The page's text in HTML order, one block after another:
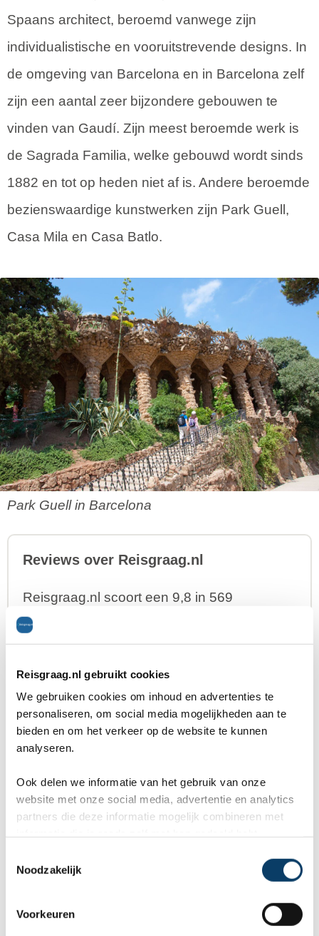
Reisgraag.nl gebruikt cookies
We gebruiken cookies om inhoud en advertenties te
personaliseren, om social media mogelijkheden aan te
bieden en om het verkeer op de website te kunnen
analyseren.
Ook delen we informatie van het gebruik van onze
website met onze social media, advertentie en analytics
partners die deze informatie mogelijk combineren met
Noodzakelijk
Voorkeuren
Spaans architect, beroemd vanwege zijn
individualistische en vooruitstrevende designs. In
de omgeving van Barcelona en in Barcelona zelf
zijn een aantal zeer bijzondere gebouwen te
vinden van Gaudí. Zijn meest beroemde werk is
de Sagrada Familia, welke gebouwd wordt sinds
1882 en tot op heden niet af is. Andere beroemde
bezienswaardige kunstwerken zijn Park Guell,
Casa Mila en Casa Batlo.
Park Guell in Barcelona
Reviews over Reisgraag.nl
Reisgraag.nl scoort een 9,8 in 569
klantenreviews op Kiyoh, Google en
Marcel
Bestemming:
10
Wij, Jolanda en Marcel hebben
een fantastische vakantie mogen
aangeboden reis via Reisgraag